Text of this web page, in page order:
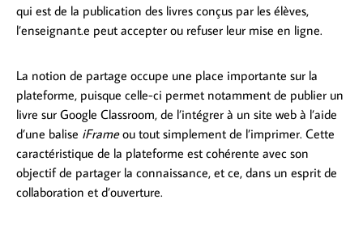
qui est de la publication des livres conçus par les élèves,
l’enseignant.e peut accepter ou refuser leur mise en ligne.
La notion de partage occupe une place importante sur la
plateforme, puisque celle-ci permet notamment de publier un
livre sur Google Classroom, de l’intégrer à un site web à l’aide
d’une balise iFrameou tout simplement de l’imprimer. Cette
caractéristique de la plateforme est cohérente avec son
objectif de partager la connaissance, et ce, dans un esprit de
collaboration et d’ouverture.